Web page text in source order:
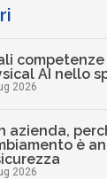
AI nello
2026
azienda,
è
2026